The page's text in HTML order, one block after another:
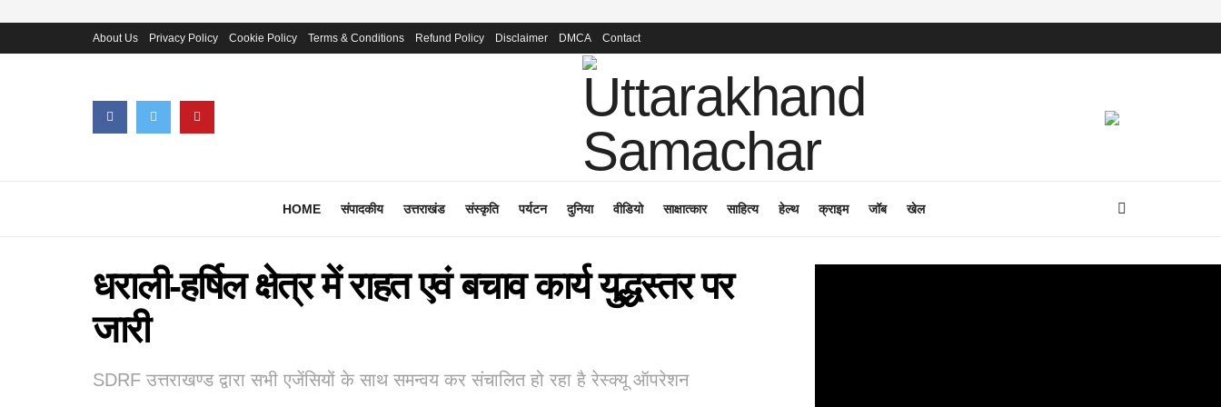
About Us Privacy Policy Cookie Policy Terms & Conditions Refund Policy Disclaimer DMCA Contact
HOME संपादकीय उत्तराखंड संस्कृति पर्यटन दुनिया वीडियो साक्षात्कार साहित्य हेल्थ क्राइम जॉब खेल
धराली-हर्षिल क्षेत्र में राहत एवं बचाव कार्य युद्धस्तर पर
जारी
SDRF उत्तराखण्ड द्वारा सभी एजेंसियों के साथ समन्वय कर संचालित हो रहा है रेस्क्यू ऑपरेशन